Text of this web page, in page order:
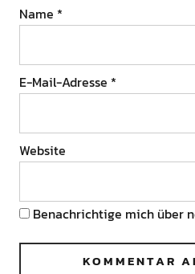
Name *
E-Mail-Adresse *
Website
Benachrichtige mich über